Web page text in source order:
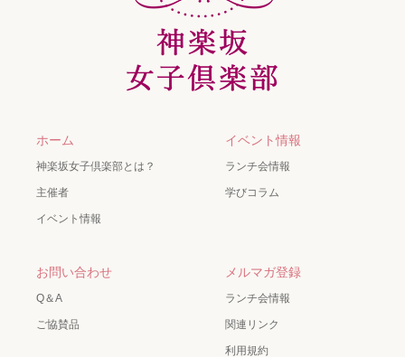
ホーム
神楽坂女子倶楽部とは？
主催者
イベント情報
イベント情報
ランチ会情報
学びコラム
お問い合わせ
Q＆A
ご協賛品
メルマガ登録
ランチ会情報
関連リンク
利用規約